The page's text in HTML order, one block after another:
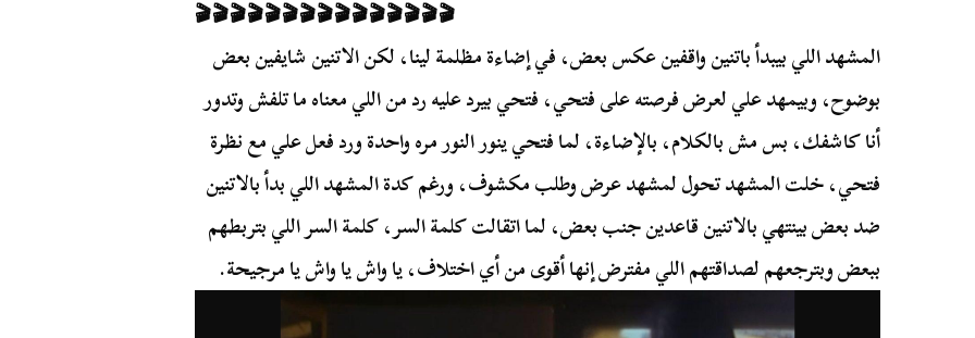
المشهد اللي بيبدأ باتنين واقفين عكس بعض، في إضاءة مظلمة لينا، لكن الاتنين شايفين بعض
بوضوح، وبيمهد علي لعرض فرصته على فتحي، فتحي بيرد عليه رد من اللي معناه ما تلفش وتدور
أنا كاشفك، بس مش بالكلام، بالإضاءة، لما فتحي ينور النور مره واحدة ورد فعل علي مع نظرة
فتحي، خلت المشهد تحول لمشهد عرض وطلب مكشوف، ورغم كدة المشهد اللي بدأ بالاتنين
ضد بعض بينتهي بالاتنين قاعدين جنب بعض، لما اتقالت كلمة السر، كلمة السر اللي بتربطهم
ببعض وبترجعهم لصداقتهم اللي مفترض إنها أقوى من أي اختلاف، يا واش يا واش يا مرجيحة.